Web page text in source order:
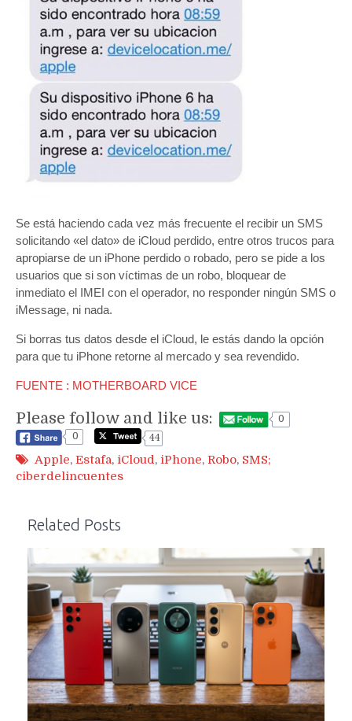
Se está haciendo cada vez más frecuente el recibir un SMS
solicitando «el dato» de iCloud perdido, entre otros trucos para
apropiarse de un iPhone perdido o robado, pero se pide a los
usuarios que si son víctimas de un robo, bloquear de
inmediato el IMEI con el operador, no responder ningún SMS o
iMessage, ni nada.
Si borras tus datos desde el iCloud, le estás dando la opción
para que tu iPhone retorne al mercado y sea revendido.
FUENTE : MOTHERBOARD VICE
Please follow and like us:
0
0
44
Apple, Estafa, iCloud, iPhone, Robo, SMS;
ciberdelincuentes
Related Posts